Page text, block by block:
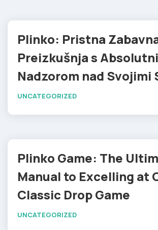
Plinko: Pristna
Preizkušnja s
Nadzorom nad Svojimi
UNCATEGORIZED
Plinko Game: The
Manual to Excelling at
Classic Drop Game
UNCATEGORIZED